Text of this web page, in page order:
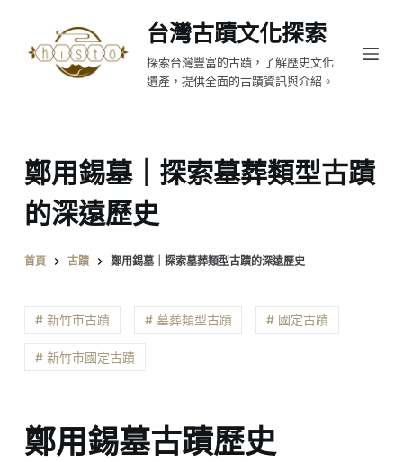
至
台灣古蹟文化探索
探索台灣豐富的古蹟，了解歷史文化
遺產，提供全面的古蹟資訊與介紹。
鄭用錫墓｜探索墓葬類型古蹟
的深遠歷史
首頁 古蹟 鄭用錫墓｜探索墓葬類型古蹟的深遠歷史
# 新竹市古蹟 # 墓葬類型古蹟 # 國定古蹟
# 新竹市國定古蹟
鄭用錫墓古蹟歷史